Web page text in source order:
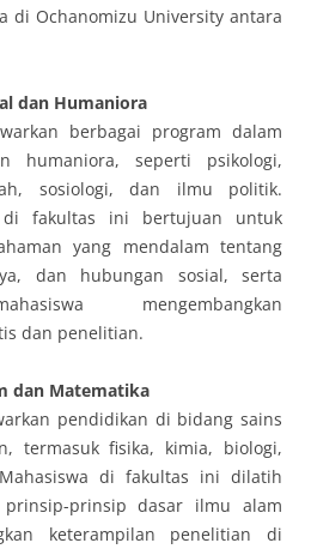
di Ochanomizu University antara
dan Humaniora
berbagai program dalam
humaniora, seperti psikologi,
sosiologi, dan ilmu politik.
di fakultas ini bertujuan untuk
yang mendalam tentang
dan hubungan sosial, serta
mengembangkan
dan penelitian.
dan Matematika
pendidikan di bidang sains
termasuk fisika, kimia, biologi,
di fakultas ini dilatih
prinsip-prinsip dasar ilmu alam
keterampilan penelitian di